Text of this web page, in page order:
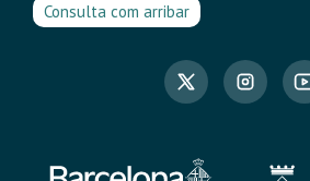
Consulta com arribar